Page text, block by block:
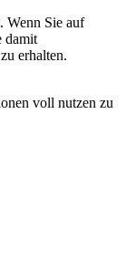
Wenn Sie auf
damit
erhalten.
voll nutzen zu